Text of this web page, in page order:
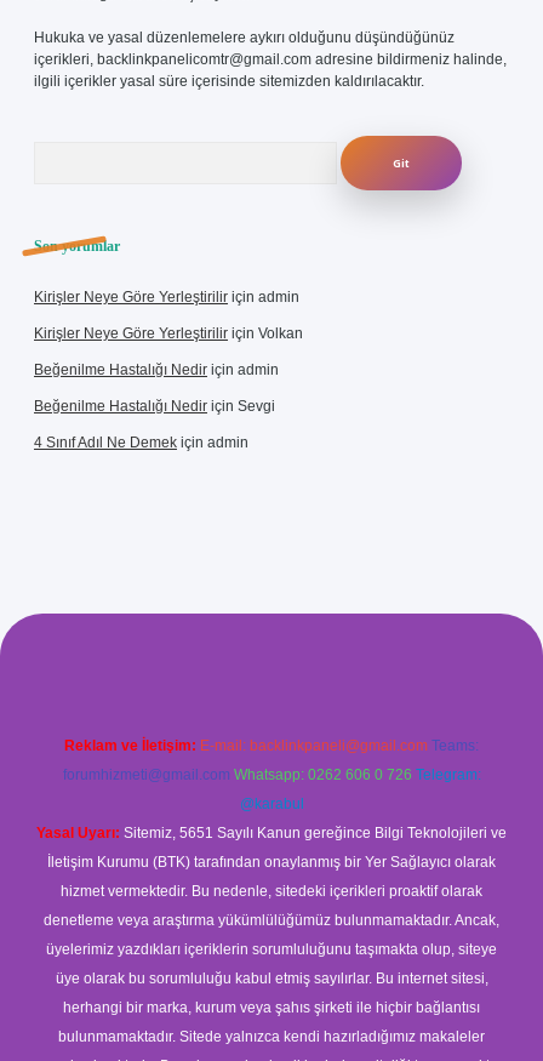
Hukuka ve yasal düzenlemelere aykırı olduğunu düşündüğünüz
içerikleri, backlinkpanelicomtr@gmail.com adresine bildirmeniz halinde,
ilgili içerikler yasal süre içerisinde sitemizden kaldırılacaktır.
Son yorumlar
Kirişler Neye Göre Yerleştirilir için admin
Kirişler Neye Göre Yerleştirilir için Volkan
Beğenilme Hastalığı Nedir için admin
Beğenilme Hastalığı Nedir için Sevgi
4 Sınıf Adıl Ne Demek için admin
giriş
Reklam ve İletişim: E-mail: backlinkpaneli@gmail.com Teams:
forumhizmeti@gmail.com Whatsapp: 0262 606 0 726 Telegram:
@karabul
Yasal Uyarı: Sitemiz, 5651 Sayılı Kanun gereğince Bilgi Teknolojileri ve
İletişim Kurumu (BTK) tarafından onaylanmış bir Yer Sağlayıcı olarak
hizmet vermektedir. Bu nedenle, sitedeki içerikleri proaktif olarak
denetleme veya araştırma yükümlülüğümüz bulunmamaktadır. Ancak,
üyelerimiz yazdıkları içeriklerin sorumluluğunu taşımakta olup, siteye
üye olarak bu sorumluluğu kabul etmiş sayılırlar. Bu internet sitesi,
herhangi bir marka, kurum veya şahıs şirketi ile hiçbir bağlantısı
bulunmamaktadır. Sitede yalnızca kendi hazırladığımız makaleler